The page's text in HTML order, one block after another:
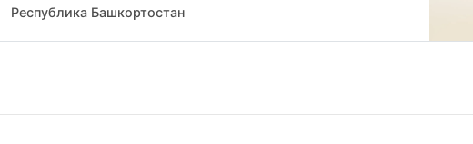
Республика Башкортостан